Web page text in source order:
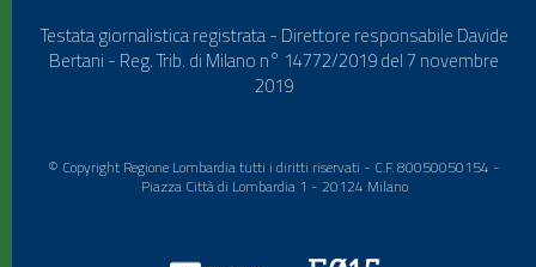
Testata giornalistica registrata - Direttore responsabile Davide
Bertani - Reg. Trib. di Milano n° 14772/2019 del 7 novembre
2019
© Copyright Regione Lombardia tutti i diritti riservati - C.F. 80050050154 -
Piazza Città di Lombardia 1 - 20124 Milano